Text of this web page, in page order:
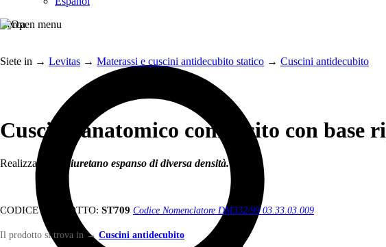
Cerca
Siete in → Levitas → Materassi e cuscini antidecubito statico → Cuscini antidecubito
Cuscino anatomico composito con base
Realizzati in poliuretano espanso di diversa densità.
CODICE PRODOTTO: ST709 Codice Nomenclatore DM332/99 03.33.03.009
Il prodotto si trova in → Cuscini antidecubito